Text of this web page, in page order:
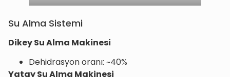
Su Alma Sistemi
Dikey Su Alma Makinesi
Dehidrasyon oranı: ~40%
Yatay Su Alma Makinesi